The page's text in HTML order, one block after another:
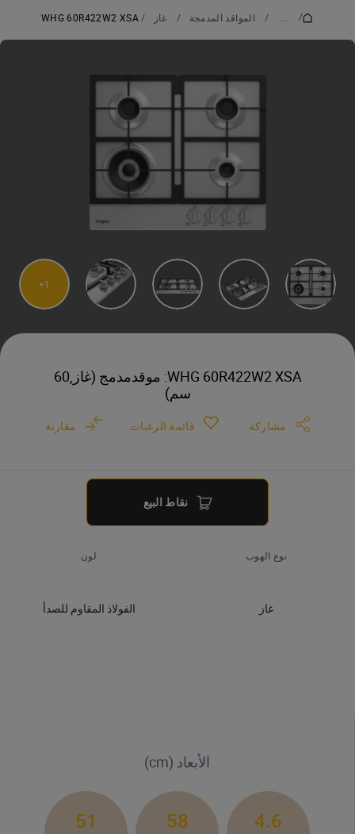
/
/ المواقد المدمجة / غاز /
WHG 60R422W2 XSA
1
WHG 60R422W2 XSA: موقدمدمج (غاز,60
سم)
مشاركة قائمة الرغبات مقارنة
نقاط البيع
نوع الهوب
غاز
لون
الفولاذ المقاوم للصدأ
الأبعاد (cm)
4.6
58
51